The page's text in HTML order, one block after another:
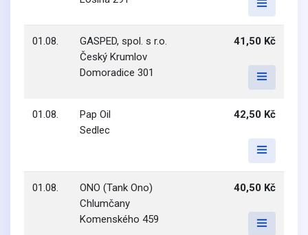
01.08.
GASPED, spol. s r.o.
Český Krumlov
Domoradice 301
41,50 Kč
01.08.
Pap Oil
Sedlec
42,50 Kč
01.08.
ONO (Tank Ono)
Chlumčany
Komenského 459
40,50 Kč